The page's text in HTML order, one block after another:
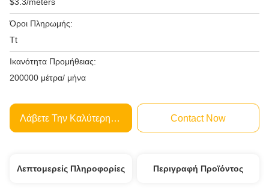
Όροι Πληρωμής:
Tt
Ικανότητα Προμήθειας:
200000 μέτρα/ μήνα
Λάβετε Την Καλύτερη Τιμή Contact Now
Λεπτομερείς Πληροφορίες Περιγραφή Προϊόντος